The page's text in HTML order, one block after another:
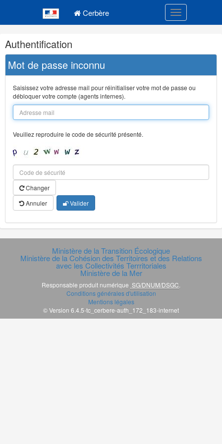
Cerbère Toggle
Navigation
et
outils
annexes
Authentification
Mot de passe inconnu
Saisissez votre adresse mail pour réinitialiser votre mot de passe ou
débloquer votre compte (agents internes).
Veuillez reproduire le code de sécurité présenté.
Changer
Annuler
Valider
Ministère de la Transition Écologique
Ministère de la Cohésion des Territoires et des Relations
avec les Collectivités Terrritoriales
Ministère de la Mer
Responsable produit numérique SG/DNUM/DSGC
Conditions générales d'utilisation
Mentions légales
© Version 6.4.5-tc_cerbere-auth_172_183-internet